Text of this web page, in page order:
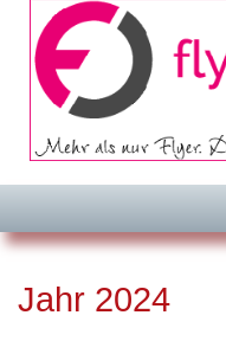
Jahr 2024